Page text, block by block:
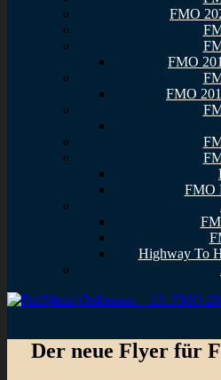
FMO
FMO
FMO
FMO
Highway To
Der neue Flyer für